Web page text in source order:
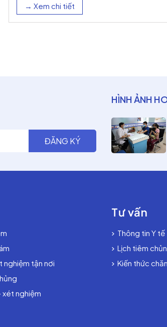
→ Xem chi tiết
HÌNH ẢNH
tận nơi
nghiệm
Tư vấn
Thông tin Y tế
Lịch tiêm
Kiến thức